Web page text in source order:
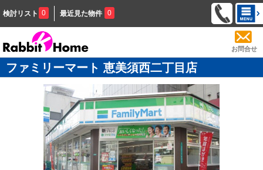
検討リスト 0 最近見た物件 0
お問合せ
ファミリーマート 恵美須西二丁目店